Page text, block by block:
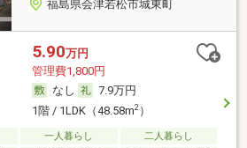
福島県会津若松市城東町
5.90万円
管理費1,800円
なし
7.9万円
1階 / 1LDK（48.58m2）
一人暮らし
二人暮らし